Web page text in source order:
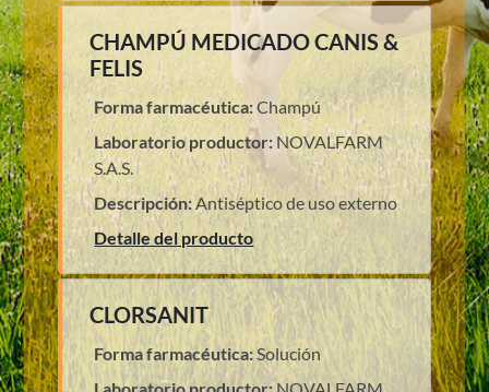
CHAMPÚ MEDICADO CANIS &
FELIS
Forma farmacéutica:Champú
Laboratorio productor: NOVALFARM
S.A.S.
Descripción:Antiséptico de uso externo
Detalle del producto
CLORSANIT
Forma farmacéutica:Solución